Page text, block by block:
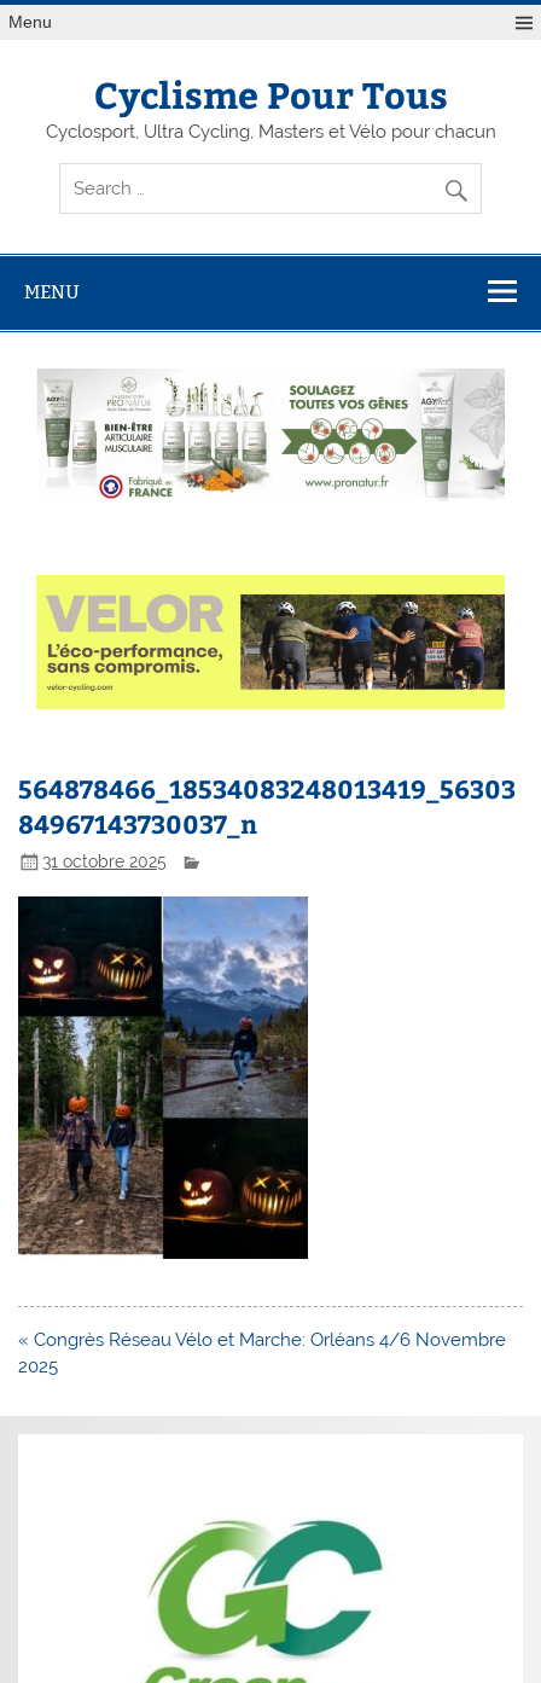
Menu
Cyclisme Pour Tous
Cyclosport, Ultra Cycling, Masters et Vélo pour chacun
MENU
564878466_18534083248013419_56303
84967143730037_n
31 octobre 2025
Navigation
de
« Congrès Réseau Vélo et Marche: Orléans 4/6 Novembre
2025